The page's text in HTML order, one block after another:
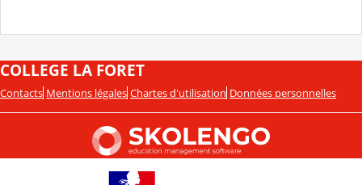
COLLEGE LA FORET
Contacts Mentions légales Chartes d'utilisation Données personnelles